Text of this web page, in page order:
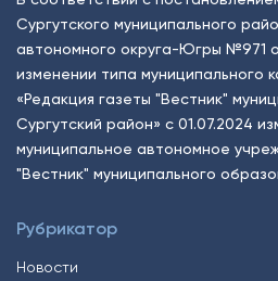
Сургутского муниципального
автономного округа-Югры №971
изменении типа муниципального
«Редакция газеты "Вестник"
Сургутский район» с 01.07.2024
муниципальное автономное
"Вестник" муниципального
Рубрикатор
Новости